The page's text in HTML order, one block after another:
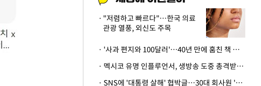
"저렴하고 빠르다"…한국 의료
관광 열풍, 외신도 주목
· '사과 편지와 100달러'…40년 만에 훔친 책 돌려준 美 절도범
· 멕시코 유명 인플루언서, 생방송 도중 총격받아 사망
· SNS에 '대통령 살해' 협박글…30대 회사원 '불구속 송치'